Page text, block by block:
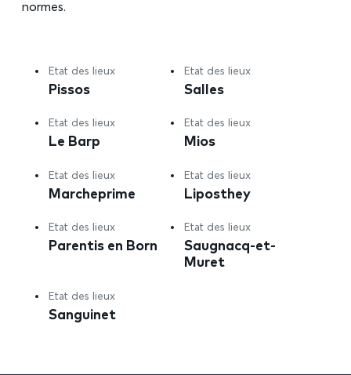
normes.
Etat des lieux
Pissos
Etat des lieux
Salles
Etat des lieux
Le Barp
Etat des lieux
Mios
Etat des lieux
Marcheprime
Etat des lieux
Liposthey
Etat des lieux
Parentis en Born
Etat des lieux
Saugnacq-et-
Muret
Etat des lieux
Sanguinet